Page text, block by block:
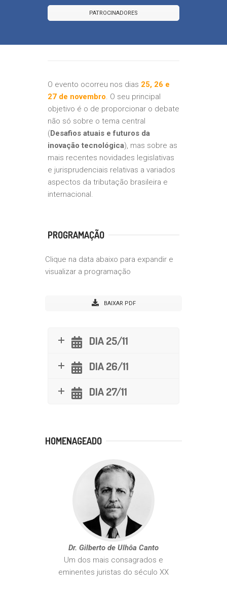
PATROCINADORES
O evento ocorreu nos dias 25, 26 e
27 de novembro. O seu principal
objetivo é o de proporcionar o debate
não só sobre o tema central
(Desafios atuais e futuros da
inovação tecnológica), mas sobre as
mais recentes novidades legislativas
e jurisprudenciais relativas a variados
aspectos da tributação brasileira e
internacional.
PROGRAMAÇÃO
Clique na data abaixo para expandir e
visualizar a programação
BAIXAR PDF
DIA 25/11
DIA 26/11
DIA 27/11
HOMENAGEADO
Dr. Gilberto de Ulhôa Canto
Um dos mais consagrados e
eminentes juristas do século XX